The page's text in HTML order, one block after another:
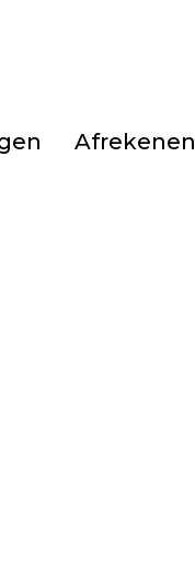
Afrekenen